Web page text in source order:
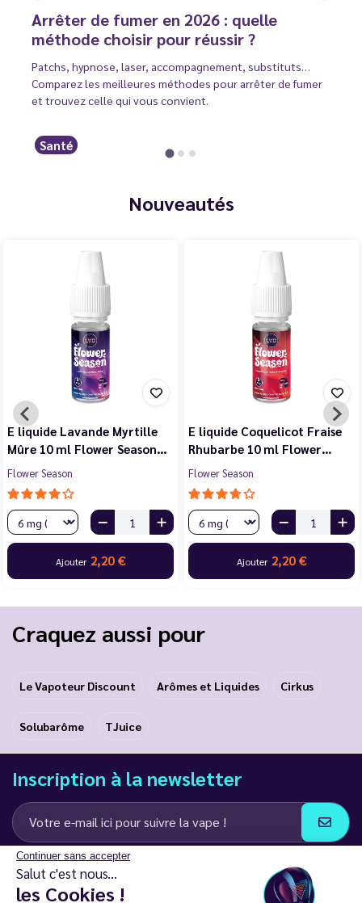
Continuer sans accepter
Salut c'est nous...
les Cookies !
Arrêter de fumer en 2026 : quelle
méthode choisir pour réussir ?
Patchs, hypnose, laser, accompagnement, substituts…
Comparez les meilleures méthodes pour arrêter de fumer
et trouvez celle qui vous convient.
Santé
Nouveautés
Myrtille
Season…
E liquide Coquelicot Fraise
Rhubarbe 10 ml Flower…
E liquide Violette
Noire Cassis 10
Craquez aussi pour
Le Vapoteur Discount Arômes et Liquides Cirkus
Solubarôme TJuice
Inscription à la newsletter
J’accepte de recevoir des communications e-mail et SMS de la part de
LD Groupe